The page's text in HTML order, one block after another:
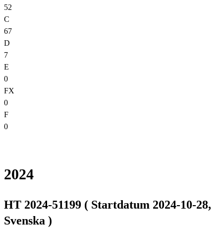
52
C
67
D
7
E
0
FX
0
F
0
2024
HT 2024-51199 ( Startdatum 2024-10-28,
Svenska )